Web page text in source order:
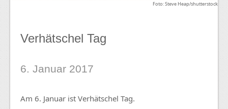
Foto: Steve Heap/shutterstock
Verhätschel Tag
6. Januar 2017
Am 6. Januar ist Verhätschel Tag.